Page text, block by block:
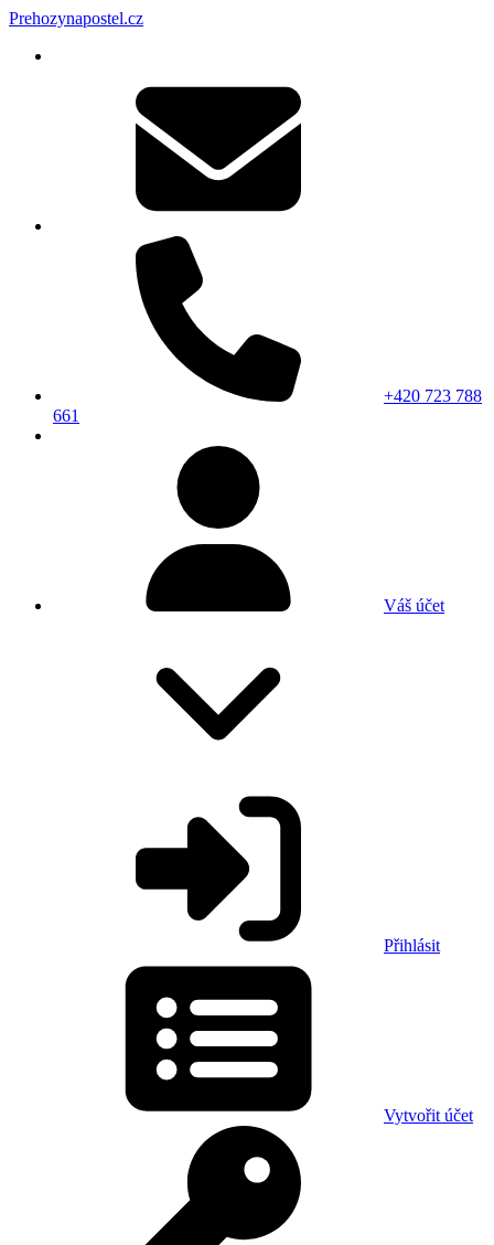
Prehozynapostel.cz
+420 723 788
661
Váš účet
Přihlásit
Vytvořit účet